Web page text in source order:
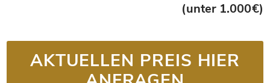
(unter 1.000€)
AKTUELLEN PREIS HIER